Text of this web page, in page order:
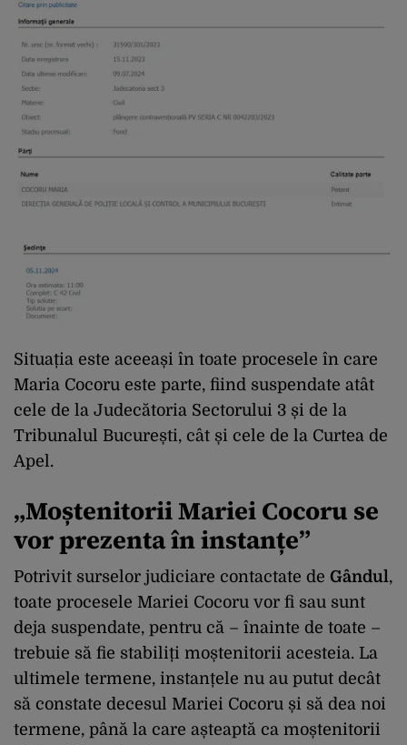
Situația este aceeași în toate procesele în care
Maria Cocoru este parte, fiind suspendate atât
cele de la Judecătoria Sectorului 3 și de la
Tribunalul București, cât și cele de la Curtea de
Apel.
„Moștenitorii Mariei Cocoru se
vor prezenta în instanțe”
Potrivit surselor judiciare contactate de Gândul,
toate procesele Mariei Cocoru vor fi sau sunt
deja suspendate, pentru că – înainte de toate –
trebuie să fie stabiliți moștenitorii acesteia. La
ultimele termene, instanțele nu au putut decât
să constate decesul Mariei Cocoru și să dea noi
termene, până la care așteaptă ca moștenitorii